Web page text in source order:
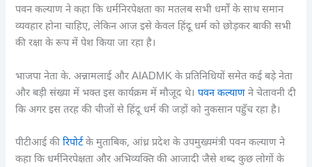
पवन कल्याण ने कहा कि धर्मनिरपेक्षता का मतलब सभी धर्मों के साथ समान
व्यवहार होना चाहिए, लेकिन आज इसे केवल हिंदू धर्म को छोड़कर बाकी सभी
की रक्षा के रूप में पेश किया जा रहा है।
भाजपा नेता के. अन्नामलाई और AIADMK के प्रतिनिधियों समेत कई बड़े नेता
और बड़ी संख्या में भक्त इस कार्यक्रम में मौजूद थे।पवन कल्याण ने चेतावनी दी
कि अगर इस तरह की चीजों से हिंदू धर्म की जड़ों को नुकसान पहुँच रहा है।
पीटीआई कीरिपोर्टके मुताबिक, आंध्र प्रदेश के उपमुख्यमंत्री पवन कल्याण ने
कहा कि धर्मनिरपेक्षता और अभिव्यक्ति की आजादी जैसे शब्द कुछ लोगों के